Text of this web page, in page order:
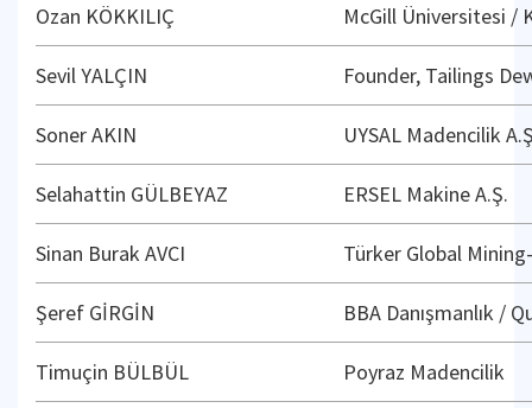
Ozan KÖKKILIÇ McGill Üniversitesi /
Sevil YALÇIN Founder, Tailings
Soner AKIN UYSAL Madencilik
Selahattin GÜLBEYAZ ERSEL Makine A.Ş.
Sinan Burak AVCI Türker Global Mining-
Şeref GİRGİN BBA Danışmanlık /
Timuçin BÜLBÜL Poyraz Madencilik